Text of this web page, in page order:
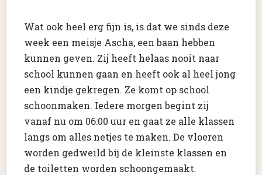
Wat ook heel erg fijn is, is dat we sinds deze
week een meisje Ascha, een baan hebben
kunnen geven. Zij heeft helaas nooit naar
school kunnen gaan en heeft ook al heel jong
een kindje gekregen. Ze komt op school
schoonmaken. Iedere morgen begint zij
vanaf nu om 06:00 uur en gaat ze alle klassen
langs om alles netjes te maken. De vloeren
worden gedweild bij de kleinste klassen en
de toiletten worden schoongemaakt.